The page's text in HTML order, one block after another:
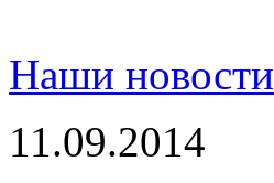
Наши новости
11.09.2014